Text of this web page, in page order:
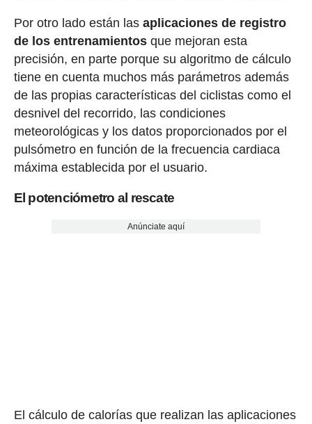
Por otro lado están las aplicaciones de registro
de los entrenamientosque mejoran esta
precisión, en parte porque su algoritmo de cálculo
tiene en cuenta muchos más parámetros además
de las propias características del ciclistas como el
desnivel del recorrido, las condiciones
meteorológicas y los datos proporcionados por el
pulsómetro en función de la frecuencia cardiaca
máxima establecida por el usuario.
El potenciómetro al rescate
Anúnciate aquí
El cálculo de calorías que realizan las aplicaciones